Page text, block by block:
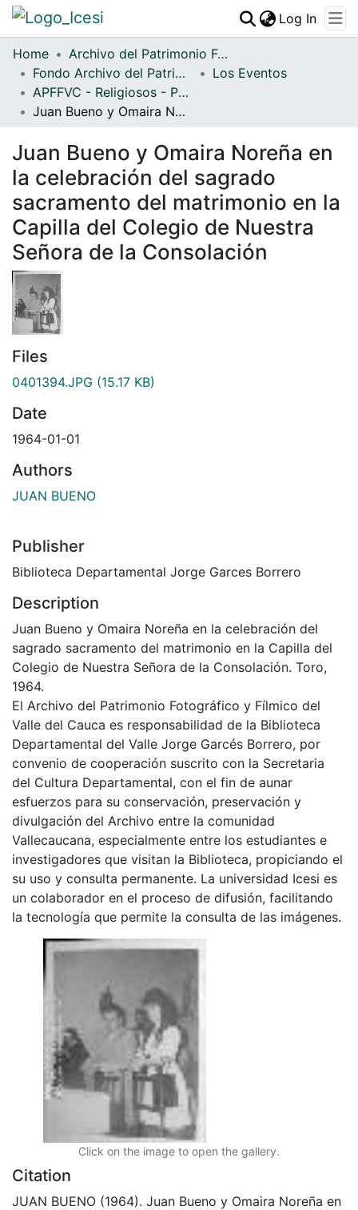
Communities & Collections
All of DSpace
Log In
Home
Archivo del Patrimonio Fotográfico y Fílmico del Valle del Cauca
Fondo Archivo del Patrimonio Fotográfico y Fílmico del Valle del Cauca
Los Eventos
APFFVC - Religiosos - Patrimonial
Juan Bueno y Omaira Noreña en la celebración del sagrado sacramento del matrimonio en la Capilla del Colegio de Nuestra Señora de la Consolación
Juan Bueno y Omaira Noreña en
la celebración del sagrado
sacramento del matrimonio en la
Capilla del Colegio de Nuestra
Señora de la Consolación
Files
0401394.JPG (15.17 KB)
Date
1964-01-01
Authors
JUAN BUENO
Publisher
Biblioteca Departamental Jorge Garces Borrero
Description
Juan Bueno y Omaira Noreña en la celebración del
sagrado sacramento del matrimonio en la Capilla del
Colegio de Nuestra Señora de la Consolación. Toro,
1964.
El Archivo del Patrimonio Fotográfico y Fílmico del
Valle del Cauca es responsabilidad de la Biblioteca
Departamental del Valle Jorge Garcés Borrero, por
convenio de cooperación suscrito con la Secretaria
del Cultura Departamental, con el fin de aunar
esfuerzos para su conservación, preservación y
divulgación del Archivo entre la comunidad
Vallecaucana, especialmente entre los estudiantes e
investigadores que visitan la Biblioteca, propiciando el
su uso y consulta permanente. La universidad Icesi es
un colaborador en el proceso de difusión, facilitando
la tecnología que permite la consulta de las imágenes.
Click on the image to open the gallery.
Citation
JUAN BUENO (1964). Juan Bueno y Omaira Noreña en